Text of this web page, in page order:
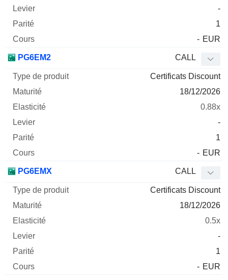
-
1
- EUR
PG6EM2 CALL
Certificats Discount
18/12/2026
0.88x
-
1
- EUR
PG6EMX CALL
Certificats Discount
18/12/2026
0.5x
-
1
- EUR